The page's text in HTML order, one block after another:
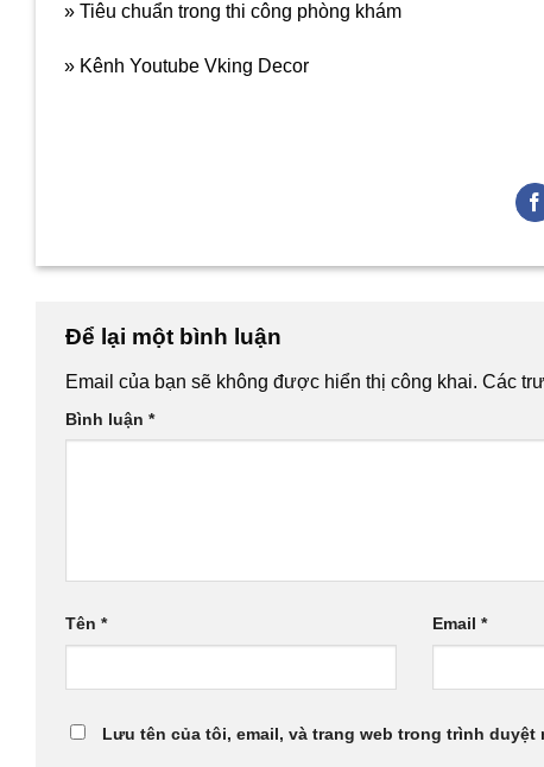
» Tiêu chuẩn trong thi công phòng khám
» Kênh Youtube Vking Decor
Để lại một bình luận
Email của bạn sẽ không được hiển thị công khai. Các
Bình luận *
Tên * Email*
Lưu tên của tôi, email, và trang web trong trình